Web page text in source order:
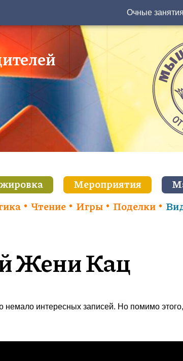
Очные
Мероприятия
Чтение Игры Поделки
Жени Кац
немало интересных записей. Но помимо